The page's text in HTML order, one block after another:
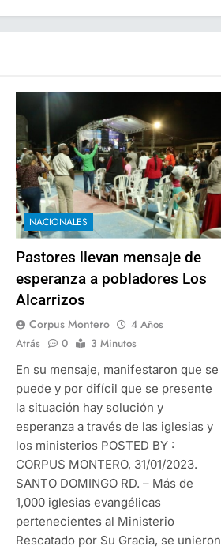
NACIONALES
Pastores llevan mensaje de
esperanza a pobladores Los
Alcarrizos
Corpus Montero
4 Años
Atrás
0
3 Minutos
En su mensaje, manifestaron que se
puede y por difícil que se presente
la situación hay solución y
esperanza a través de las iglesias y
los ministerios POSTED BY :
CORPUS MONTERO, 31/01/2023.
SANTO DOMINGO RD. – Más de
1,000 iglesias evangélicas
pertenecientes al Ministerio
Rescatado por Su Gracia, se unieron